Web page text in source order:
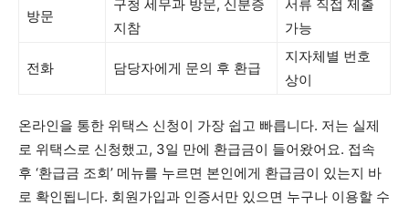
방문
구청 세무과 방문, 신분증
지참
서류 직접 제출
가능
전화 담당자에게 문의 후 환급
지자체별 번호
상이
온라인을 통한 위택스 신청이 가장 쉽고 빠릅니다. 저는 실제
로 위택스로 신청했고, 3일 만에 환급금이 들어왔어요. 접속
후 ‘환급금 조회’ 메뉴를 누르면 본인에게 환급금이 있는지 바
로 확인됩니다. 회원가입과 인증서만 있으면 누구나 이용할 수